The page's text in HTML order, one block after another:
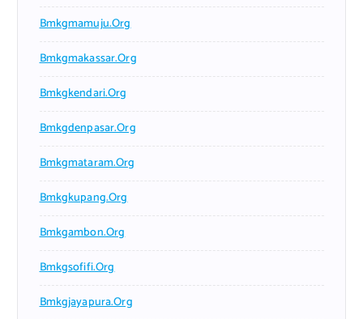
Bmkgmamuju.org
Bmkgmakassar.org
Bmkgkendari.org
Bmkgdenpasar.org
Bmkgmataram.org
Bmkgkupang.org
Bmkgambon.org
Bmkgsofifi.org
Bmkgjayapura.org